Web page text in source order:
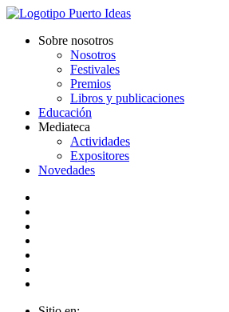
Sobre nosotros
Nosotros
Festivales
Premios
Libros y publicaciones
Educación
Mediateca
Actividades
Expositores
Novedades